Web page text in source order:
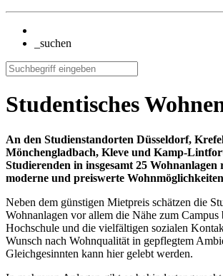
_suchen
Studentisches
An den Studienstandorten Düsseldorf,
Mönchengladbach, Kleve und Kamp-
Studierenden in insgesamt 25 Wohnanlagen
moderne und preiswerte
Neben dem günstigen Mietpreis schätzen die
Wohnanlagen vor allem die Nähe zum Campus
Hochschule und die vielfältigen sozialen
Wunsch nach Wohnqualität in gepflegtem
Gleichgesinnten kann hier gelebt werden.